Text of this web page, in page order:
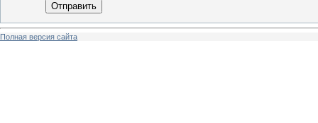
Отправить
Полная версия сайта